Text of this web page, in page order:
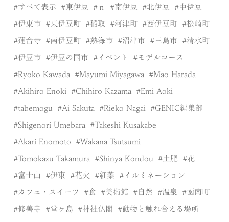
すべて表示 東伊豆 ｎ 南伊豆 北伊豆 中伊豆
伊東市 東伊豆町 稲取 河津町 西伊豆町 松崎町
蓮台寺 南伊豆町 熱海市 沼津市 三島市 清水町
伊豆市 伊豆の国市 イベント モデルコース
Ryoko Kawada Mayumi Miyagawa Mao Harada
Akihiro Enoki Chihiro Kazama Emi Aoki
tabemogu Ai Sakuta Rieko Nagai GENIC編集部
Shigenori Umebara Takeshi Kusakabe
Akari Enomoto Wakana Tsutsumi
Tomokazu Takamura Shinya Kondou 土肥 花
富士山 伊東 花火 紅葉 イルミネーション
カフェ・スイーツ 食 美術館 自然 温泉 函南町
修善寺 堂ヶ島 神社仏閣 動物と触れ合える場所